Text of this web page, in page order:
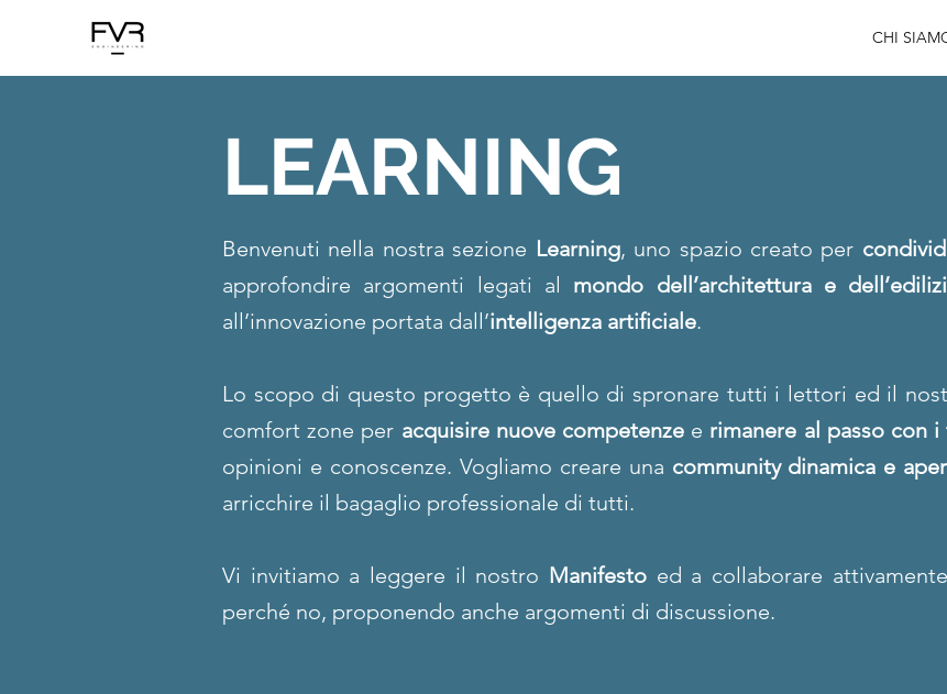
CHI
LEARNING
Benvenuti nella nostra sezione Learning, uno spazio creato per
approfondire argomenti legati al mondo dell’architettura e
all’innovazione portata dall’intelligenza artificiale.
Lo scopo di questo progetto è quello di spronare tutti i lettori ed il
comfort zone per acquisire nuove competenzee rimanere al passo con i
opinioni e conoscenze. Vogliamo creare una community dinamica e
arricchire il bagaglio professionale di tutti.
Vi invitiamo a leggere il nostro Manifesto ed a collaborare
perché no, proponendo anche argomenti di discussione.